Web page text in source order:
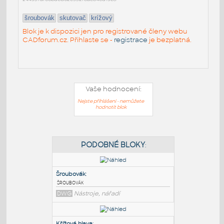
šroubovák skutovač krížový
Blok je k dispozici jen pro registrované členy webu
CADforum.cz. Přihlaste se - registrace je bezplatná.
Vaše hodnocení:
Nejste přihlášeni - nemůžete
hodnotit blok